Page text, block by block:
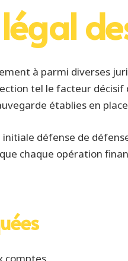
à parmi diverses
tel le facteur
établies en
défense de
chaque opération